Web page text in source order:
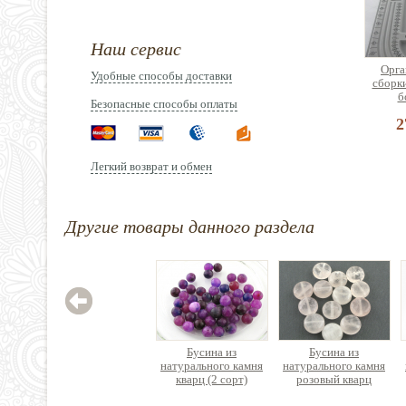
Наш сервис
Удобные способы доставки
Безопасные способы оплаты
Легкий возврат и обмен
Другие товары данного раздела
Бусина из
натурального камня
кварц (2 сорт)
Бусина из
натурального камня
розовый кварц